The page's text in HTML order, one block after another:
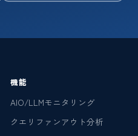
機能
AIO/LLMモニタリング
クエリファンアウト分析